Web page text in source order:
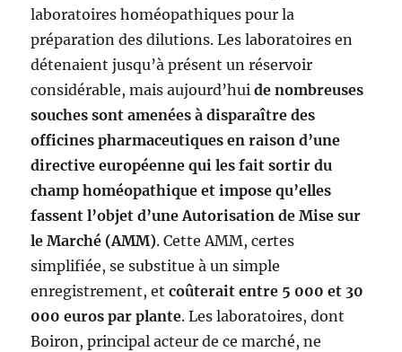
laboratoires homéopathiques pour la
préparation des dilutions. Les laboratoires en
détenaient jusqu’à présent un réservoir
considérable, mais aujourd’huide nombreuses
souches sont amenées à disparaître des
officines pharmaceutiques en raison d’une
directive européenne qui les fait sortir du
champ homéopathique et impose qu’elles
fassent l’objet d’une Autorisation de Mise sur
le Marché (AMM). Cette AMM, certes
simplifiée, se substitue à un simple
enregistrement, et coûterait entre 5 000 et 30
000 euros par plante. Les laboratoires, dont
Boiron, principal acteur de ce marché, ne